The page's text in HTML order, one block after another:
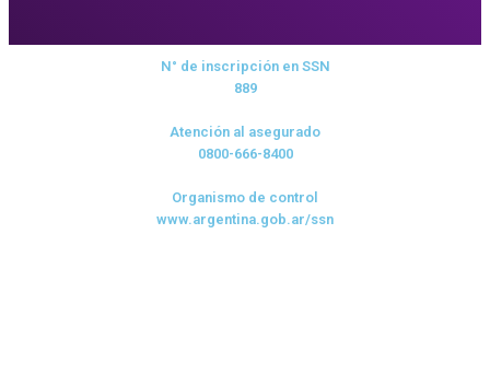
N° de inscripción en SSN
889
Atención al asegurado
0800-666-8400
Organismo de control
www.argentina.gob.ar/ssn